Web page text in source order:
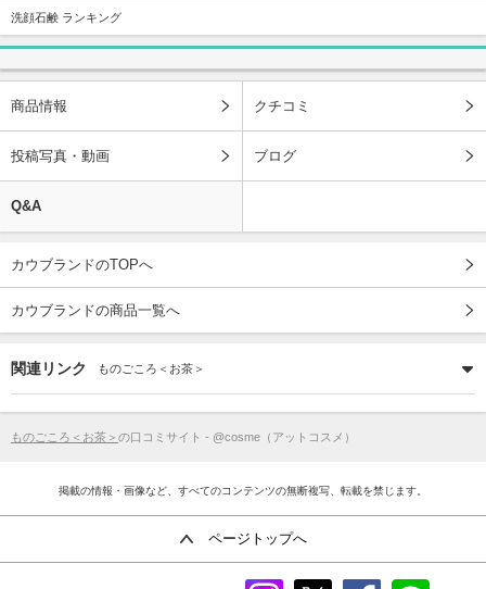
洗顔石鹸 ランキング
商品情報 クチコミ
投稿写真・動画 ブログ
Q&A
カウブランドのTOPへ
カウブランドの商品一覧へ
関連リンク ものごころ＜お茶＞
ものごころ＜お茶＞ の口コミサイト - @cosme（アットコスメ）
掲載の情報・画像など、すべてのコンテンツの無断複写、転載を禁じます。
ページトップへ